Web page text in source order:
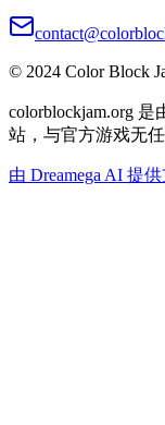
© 2024 Color Block
colorblockjam.org 是
站，与官方游戏无任
由 Dreamega AI 提